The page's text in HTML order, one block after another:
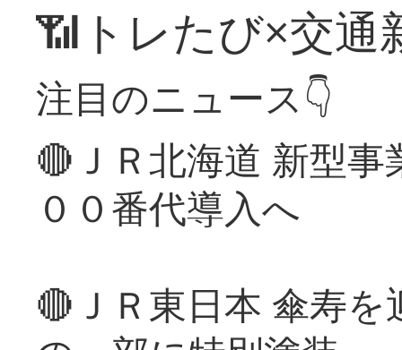
📶トレたび×交通
注目のニュース👇
🔴ＪＲ北海道 新型
００番代導入へ
🔴ＪＲ東日本 傘寿